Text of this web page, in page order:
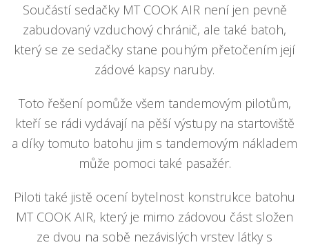
Součástí sedačky MT COOK AIR není jen pevně
zabudovaný vzduchový chránič, ale také batoh,
který se ze sedačky stane pouhým přetočením její
zádové kapsy naruby.
Toto řešení pomůže všem tandemovým pilotům,
kteří se rádi vydávají na pěší výstupy na startoviště
a díky tomuto batohu jim s tandemovým nákladem
může pomoci také pasažér.
Piloti také jistě ocení bytelnost konstrukce batohu
MT COOK AIR, který je mimo zádovou část složen
ze dvou na sobě nezávislých vrstev látky s